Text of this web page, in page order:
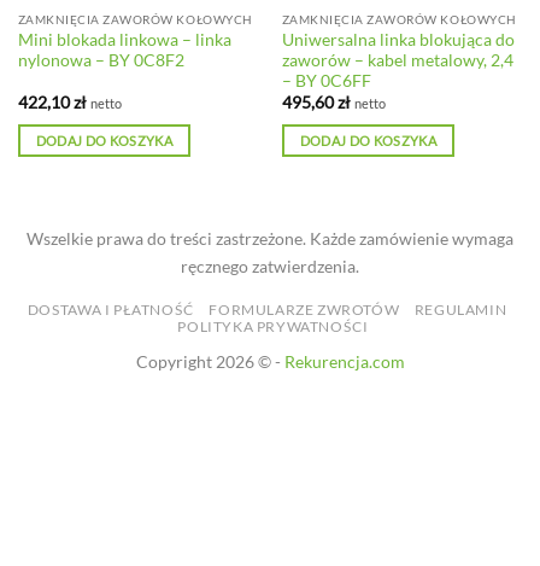
ZAMKNIĘCIA ZAWORÓW KOŁOWYCH
Mini blokada linkowa – linka
nylonowa – BY 0C8F2
422,10zł netto
DODAJ DO KOSZYKA
ZAMKNIĘCIA ZAWORÓW KOŁOWYCH
Uniwersalna linka blokująca do
zaworów – kabel metalowy, 2,4
– BY 0C6FF
495,60zł netto
DODAJ DO KOSZYKA
Wszelkie prawa do treści zastrzeżone. Każde zamówienie wymaga
ręcznego zatwierdzenia.
DOSTAWA I PŁATNOŚĆ FORMULARZE ZWROTÓW
REGULAMIN
POLITYKA PRYWATNOŚCI
Copyright 2026 © - Rekurencja.com